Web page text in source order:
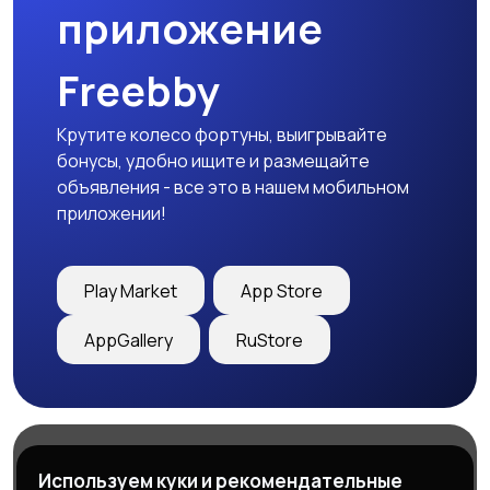
приложение
Freebby
Крутите колесо фортуны, выигрывайте
бонусы, удобно ищите и размещайте
объявления - все это в нашем мобильном
приложении!
Play Market App Store
AppGallery RuStore
Используем куки и рекомендательные